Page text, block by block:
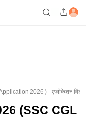
2026 ) - एप्लीकेशन विंडो
(SSC CGL